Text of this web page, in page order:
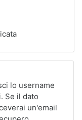
lo username
Se il dato
un'email